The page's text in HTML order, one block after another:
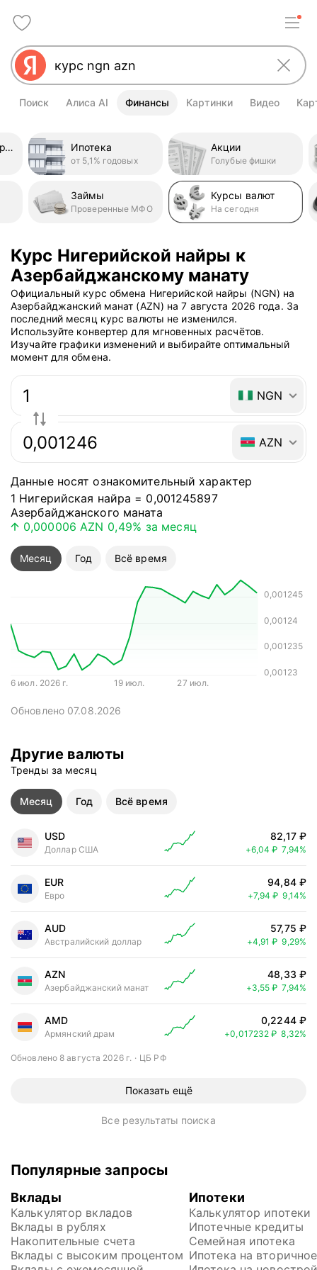
Поиск Алиса AI Финансы Картинки Видео
Кредитные карты Ипотека
от 5,1% годовых
Займы
Проверенные МФО
Акции
Голубые фишки
Курсы валют
На сегодня
Курс Нигерийской найры к
Азербайджанскому манату
Официальный курс обмена Нигерийской найры (NGN) на
Азербайджанский манат (AZN) на 7 августа 2026 года. За
последний месяц курс валюты не изменился.
Используйте конвертер для мгновенных расчётов.
Изучайте графики изменений и выбирайте оптимальный
момент для обмена.
Быстрый ответ: конвертер валют
NGN
AZN
Данные носят ознакомительный характер
1 Нигерийская найра = 0,001245897
Азербайджанского маната
Курс валюты поднялся на 0,000006 AZN
0,000006 AZN 0,49% за месяц
Месяц Год Всё время
0,00123
0,001235
0,00124
0,001245
6 июл. 2026 г. 19 июл. 27 июл.
Обновлено 07.08.2026
Другие валюты
Тренды за месяц
Месяц Год Всё время
USD
Доллар США
82,17 ₽
Цена
+6,04 ₽ 7,94%
EUR
Евро
94,84 ₽
Цена
+7,94 ₽ 9,14%
AUD
Австралийский доллар
57,75 ₽
Цена
+4,91 ₽ 9,29%
AZN
Азербайджанский манат
48,33 ₽
Цена
+3,55 ₽ 7,94%
AMD
Армянский драм
0,2244 ₽
Цена выросла
+0,017232 ₽ 8,32%
Обновлено 8 августа 2026 г. ЦБ РФ
Показать ещё
Все результаты поиска
Популярные запросы
Вклады
Калькулятор вкладов
Вклады в рублях
Накопительные счета
Вклады с высоким процентом
Ипотеки
Калькулятор ипотеки
Ипотечные кредиты
Семейная ипотека
Ипотека на